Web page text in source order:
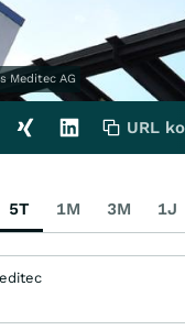
Meditec AG
URL
5T 1M 3M 1J